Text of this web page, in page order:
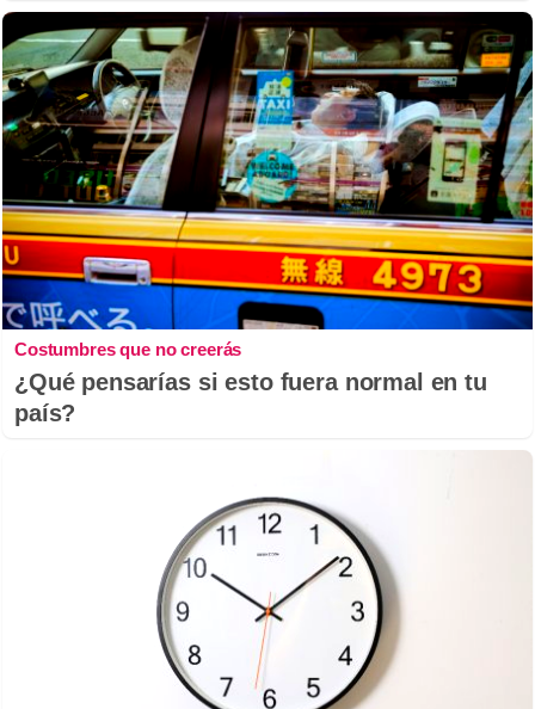
Costumbres que no creerás
¿Qué pensarías si esto fuera normal en tu
país?